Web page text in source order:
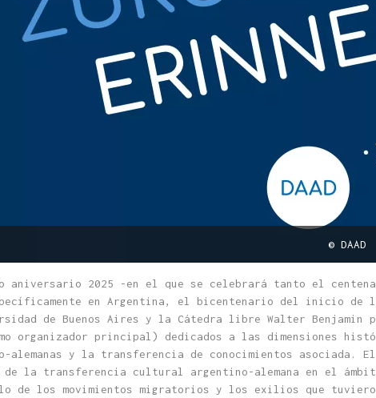
© DAAD
aniversario 2025 -en el que se celebrará tanto el
en Argentina, el bicentenario del inicio de
de Buenos Aires y la Cátedra libre Walter
organizador principal) dedicados a las dimensiones
alemanas y la transferencia de conocimientos
la transferencia cultural argentino-alemana en el
de los movimientos migratorios y los exilios que